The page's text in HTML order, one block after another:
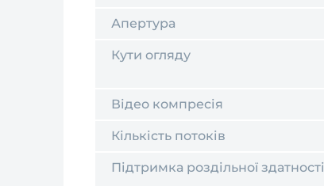
Апертура
Кути огляду
Відео компресія
Кількість потоків
Підтримка роздільної здатності